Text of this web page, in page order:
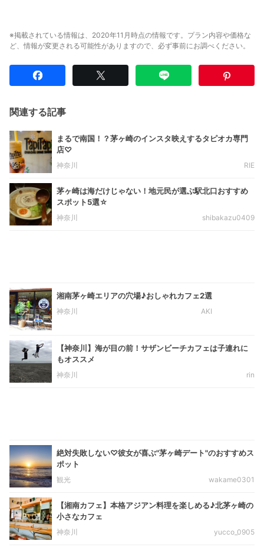
※掲載されている情報は、2020年11月時点の情報です。プラン内容や価格な
ど、情報が変更される可能性がありますので、必ず事前にお調べください。
関連する記事
まるで南国！？茅ヶ崎のインスタ映えするタピオカ専門
店♡
神奈川 RIE
茅ヶ崎は海だけじゃない！地元民が選ぶ駅北口おすすめ
スポット5選☆
神奈川 shibakazu0409
湘南茅ヶ崎エリアの穴場♪おしゃれカフェ2選
神奈川 AKI
【神奈川】海が目の前！サザンビーチカフェは子連れに
もオススメ
神奈川 rin
絶対失敗しない♡彼女が喜ぶ"茅ヶ崎デート"のおすすめス
ポット
観光 wakame0301
【湘南カフェ】本格アジアン料理を楽しめる♪北茅ヶ崎の
小さなカフェ
神奈川 yucco_0905